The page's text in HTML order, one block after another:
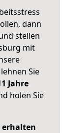
dann
stellen
mit
Sie
Jahre
holen Sie
erhalten